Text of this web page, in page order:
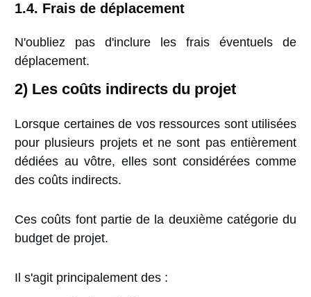
1.4. Frais de déplacement
N'oubliez pas d'inclure les frais éventuels de
déplacement.
2) Les coûts indirects du projet
Lorsque certaines de vos ressources sont utilisées
pour plusieurs projets et ne sont pas entièrement
dédiées au vôtre, elles sont considérées comme
des coûts indirects.
Ces coûts font partie de la deuxième catégorie du
budget de projet.
Il s'agit principalement des :